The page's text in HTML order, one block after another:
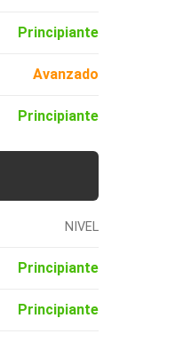
Principiante
Avanzado
Principiante
NIVEL
Principiante
Principiante